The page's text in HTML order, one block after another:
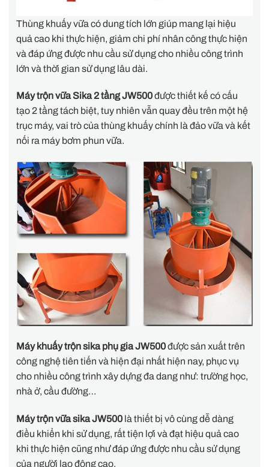
Thùng khuấy vữa có dung tích lớn giúp mang lại hiệu
quả cao khi thực hiện, giảm chi phí nhân công thực hiện
và đáp ứng được nhu cầu sử dụng cho nhiều công trình
lớn và thời gian sử dụng lâu dài.
Máy trộn vữa Sika 2 tầng JW500được thiết kế có cấu
tạo 2 tầng tách biệt, tuy nhiên vẫn quay đều trên một hệ
trục máy, vai trò của thùng khuấy chính là đảo vữa và kết
nối ra máy bơm phun vữa.
Máy khuấy trộn sika phụ gia JW500được sản xuất trên
công nghệ tiên tiến và hiện đại nhất hiện nay, phục vụ
cho nhiều công trình xây dựng đa dang như: trường học,
nhà ở, cầu đường…
Máy trộn vữa sika JW500 là thiết bị vô cùng dễ dàng
điều khiển khi sử dụng, rất tiện lợi và đạt hiệu quả cao
khi thực hiện cũng như đáp ứng được nhu cầu sử dụng
của người lao động cao.